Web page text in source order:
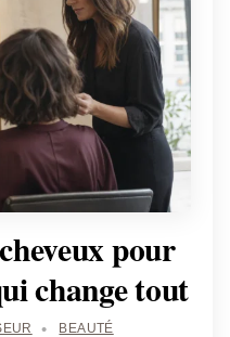
pour
change tout
BEAUTÉ